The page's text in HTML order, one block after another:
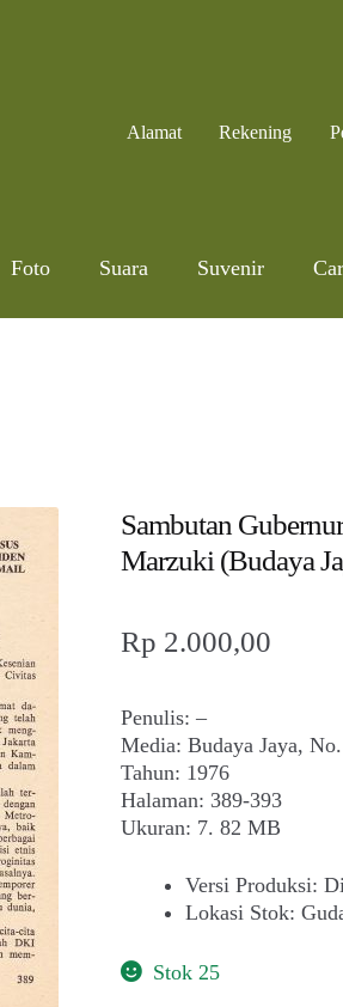
Alamat Rekening
Foto Suara Suvenir
Sambutan
Marzuki (Budaya
Rp 2.000,00
Penulis: –
Media: Budaya Jaya,
Tahun: 1976
Halaman: 389-393
Ukuran: 7. 82 MB
Versi Produksi:
Lokasi Stok:
Stok 25